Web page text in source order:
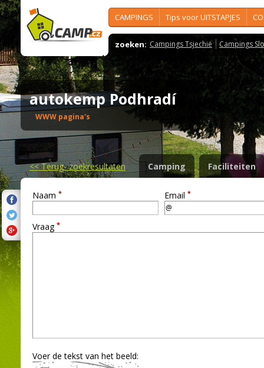
CAMPINGS Tips voor UITSTAPJES
zoeken: Campings Tsjechië Campings
autokemp Podhradí
WWW pagina's
<<Terug- zoekresultaten Camping Faciliteiten
Naam * Email *
Vraag *
Voer de tekst van het beeld: